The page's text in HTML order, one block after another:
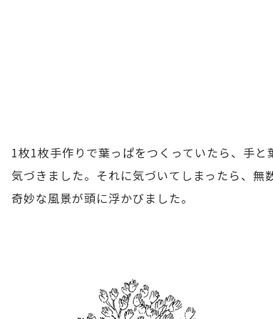
1枚1枚手作りで葉っぱをつくっていたら、手と
気づきました。それに気づいてしまったら、無
奇妙な風景が頭に浮かびました。